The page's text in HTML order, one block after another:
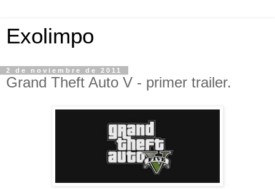
Exolimpo
2 de noviembre de 2011
Grand Theft Auto V - primer trailer.